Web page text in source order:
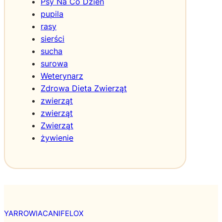
pupila
rasy
sierści
sucha
surowa
Weterynarz
Zdrowa Dieta Zwierząt
zwierząt
zwierząt
Zwierząt
żywienie
YARROWIACANIFELOX